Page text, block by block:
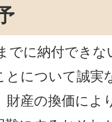
でに納付できな
とについて誠実
財産の換価によ